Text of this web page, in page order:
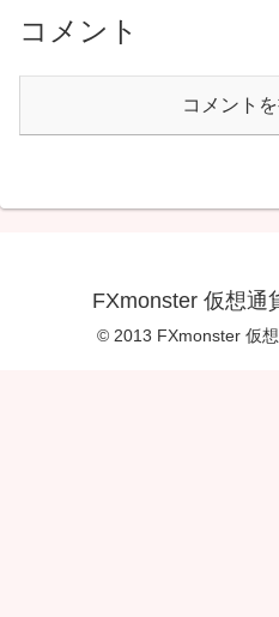
コメント
コメント
FXmonster 仮想通
© 2013 FXmonster 仮